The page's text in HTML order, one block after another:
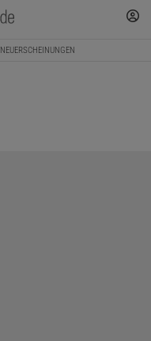
NEUERSCHEINUNGEN